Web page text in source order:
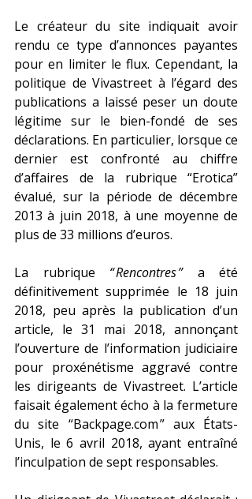
Le créateur du site indiquait avoir
rendu ce type d’annonces payantes
pour en limiter le flux. Cependant, la
politique de Vivastreet à l’égard des
publications a laissé peser un doute
légitime sur le bien-fondé de ses
déclarations. En particulier, lorsque ce
dernier est confronté au chiffre
d’affaires de la rubrique “Erotica”
évalué, sur la période de décembre
2013 à juin 2018, à une moyenne de
plus de 33 millions d’euros.
La rubrique “ Rencontres ” a été
définitivement supprimée le 18 juin
2018, peu après la publication d’un
article, le 31 mai 2018, annonçant
l’ouverture de l’information judiciaire
pour proxénétisme aggravé contre
les dirigeants de Vivastreet. L’article
faisait également écho à la fermeture
du site “Backpage.com ” aux États-
Unis, le 6 avril 2018, ayant entraîné
l’inculpation de sept responsables.